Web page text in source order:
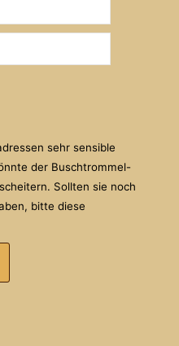
sehr sensible
der Buschtrommel-
Sollten sie noch
bitte diese